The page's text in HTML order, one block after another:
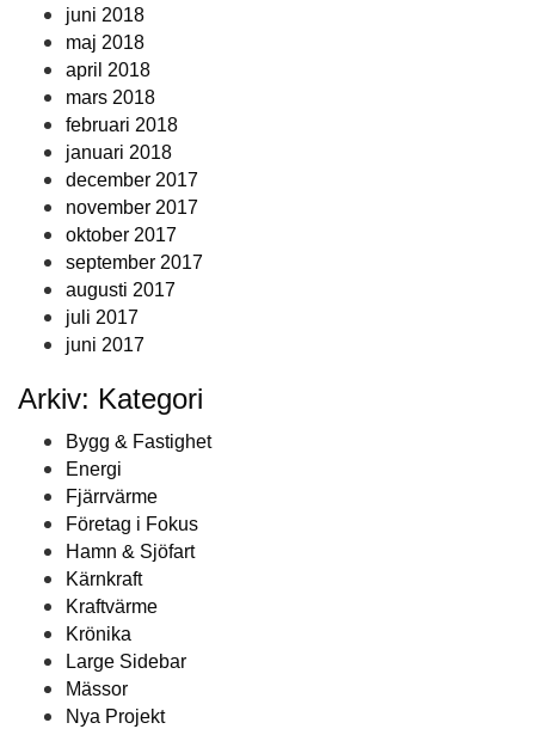
juni 2018
maj 2018
april 2018
mars 2018
februari 2018
januari 2018
december 2017
november 2017
oktober 2017
september 2017
augusti 2017
juli 2017
juni 2017
Arkiv: Kategori
Bygg & Fastighet
Energi
Fjärrvärme
Företag i Fokus
Hamn & Sjöfart
Kärnkraft
Kraftvärme
Krönika
Large Sidebar
Mässor
Nya Projekt